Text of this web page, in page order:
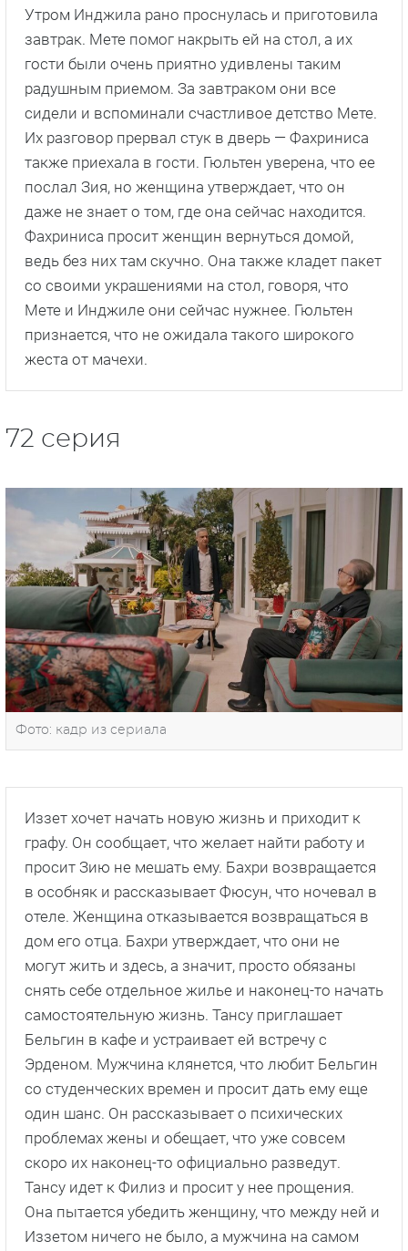
Утром Инджила рано проснулась и приготовила
завтрак. Мете помог накрыть ей на стол, а их
гости были очень приятно удивлены таким
радушным приемом. За завтраком они все
сидели и вспоминали счастливое детство Мете.
Их разговор прервал стук в дверь — Фахриниса
также приехала в гости. Гюльтен уверена, что ее
послал Зия, но женщина утверждает, что он
даже не знает о том, где она сейчас находится.
Фахриниса просит женщин вернуться домой,
ведь без них там скучно. Она также кладет пакет
со своими украшениями на стол, говоря, что
Мете и Инджиле они сейчас нужнее. Гюльтен
признается, что не ожидала такого широкого
жеста от мачехи.
72 серия
Фото: кадр из сериала
Иззет хочет начать новую жизнь и приходит к
графу. Он сообщает, что желает найти работу и
просит Зию не мешать ему. Бахри возвращается
в особняк и рассказывает Фюсун, что ночевал в
отеле. Женщина отказывается возвращаться в
дом его отца. Бахри утверждает, что они не
могут жить и здесь, а значит, просто обязаны
снять себе отдельное жилье и наконец-то начать
самостоятельную жизнь. Тансу приглашает
Бельгин в кафе и устраивает ей встречу с
Эрденом. Мужчина клянется, что любит Бельгин
со студенческих времен и просит дать ему еще
один шанс. Он рассказывает о психических
проблемах жены и обещает, что уже совсем
скоро их наконец-то официально разведут.
Тансу идет к Филиз и просит у нее прощения.
Она пытается убедить женщину, что между ней и
Иззетом ничего не было, а мужчина на самом